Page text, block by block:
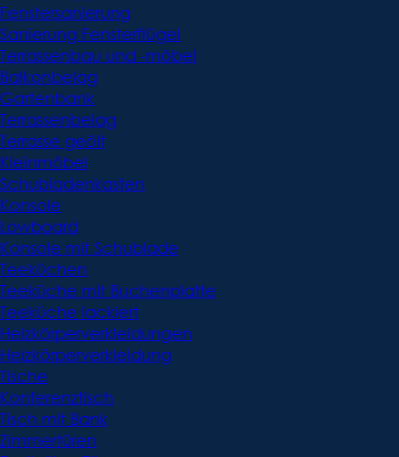
Fenstersanierung
Sanierung Fensterflügel
Terrassenbau und -möbel
Balkonbelag
Gartenbank
Terrassenbelag
Terrasse geölt
Kleinmöbel
Schubladenkasten
Konsole
Lowboard
Konsole mit Schublade
Teeküchen
Teeküche mit Buchenplatte
Teeküche lackiert
Heizkörperverkleidungen
Heizkörperverkleidung
Tische
Konferenztisch
Tisch mit Bank
Zimmertüren